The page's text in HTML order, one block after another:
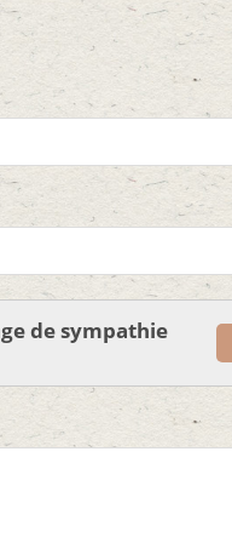
de sympathie